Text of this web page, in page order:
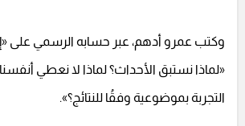
وكتب عمرو أدهم، عبر حسابه الرسمي على
«لماذا نستبق الأحداث؟ لماذا لا نعطي
التجربة بموضوعية وفقُا للنتائج؟».